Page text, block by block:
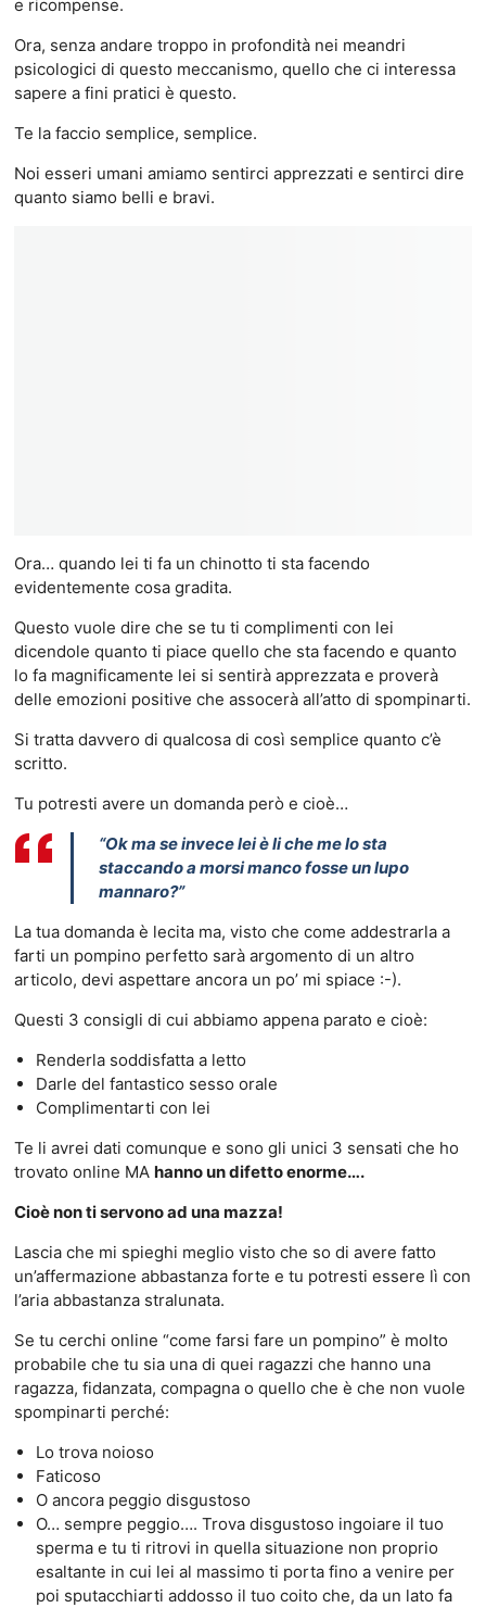
e ricompense.
Ora, senza andare troppo in profondità nei meandri
psicologici di questo meccanismo, quello che ci interessa
sapere a fini pratici è questo.
Te la faccio semplice, semplice.
Noi esseri umani amiamo sentirci apprezzati e sentirci dire
quanto siamo belli e bravi.
Ora… quando lei ti fa un chinotto ti sta facendo
evidentemente cosa gradita.
Questo vuole dire che se tu ti complimenti con lei
dicendole quanto ti piace quello che sta facendo e quanto
lo fa magnificamente lei si sentirà apprezzata e proverà
delle emozioni positive che assocerà all’atto di spompinarti.
Si tratta davvero di qualcosa di così semplice quanto c’è
scritto.
Tu potresti avere un domanda però e cioè…
“Ok ma se invece lei è li che me lo sta
staccando a morsi manco fosse un lupo
mannaro?”
La tua domanda è lecita ma, visto che come addestrarla a
farti un pompino perfetto sarà argomento di un altro
articolo, devi aspettare ancora un po’ mi spiace :-).
Questi 3 consigli di cui abbiamo appena parato e cioè:
Renderla soddisfatta a letto
Darle del fantastico sesso orale
Complimentarti con lei
Te li avrei dati comunque e sono gli unici 3 sensati che ho
trovato online MA hanno un difetto enorme….
Cioè non ti servono ad una mazza!
Lascia che mi spieghi meglio visto che so di avere fatto
un’affermazione abbastanza forte e tu potresti essere lì con
l’aria abbastanza stralunata.
Se tu cerchi online “come farsi fare un pompino” è molto
probabile che tu sia una di quei ragazzi che hanno una
ragazza, fidanzata, compagna o quello che è che non vuole
spompinarti perché:
Lo trova noioso
Faticoso
O ancora peggio disgustoso
O… sempre peggio…. Trova disgustoso ingoiare il tuo
sperma e tu ti ritrovi in quella situazione non proprio
esaltante in cui lei al massimo ti porta fino a venire per
poi sputacchiarti addosso il tuo coito che, da un lato fa